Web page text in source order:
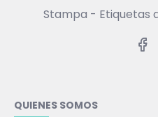
Stampa - Etiquetas
QUIENES SOMOS